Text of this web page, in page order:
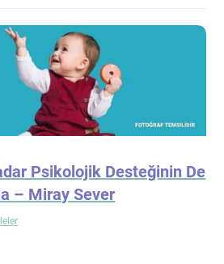
Psikolojik Desteğinin De
– Miray Sever